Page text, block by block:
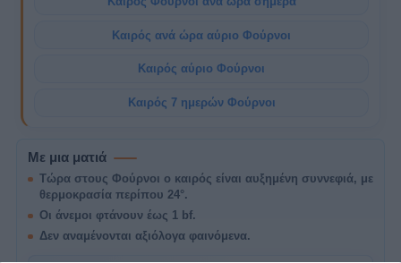
Καιρός ανά ώρα αύριο Φούρνοι
Καιρός αύριο Φούρνοι
Καιρός 7 ημερών Φούρνοι
Με μια ματιά
Τώρα στους Φούρνοι ο καιρός είναι αυξημένη συννεφιά, με
θερμοκρασία περίπου 24°.
Οι άνεμοι φτάνουν έως 1 bf.
Δεν αναμένονται αξιόλογα φαινόμενα.